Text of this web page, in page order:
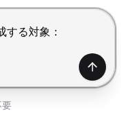
生成
要